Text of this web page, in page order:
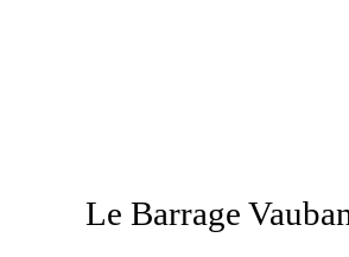
Le Barrage